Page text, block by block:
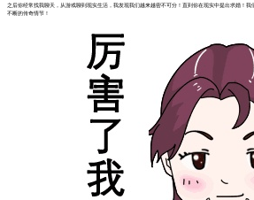
之后你经常找我聊天，从游戏聊到现实生活，我发现我们越来越密不可分！直到你在现实中提出求婚！
不断的传奇情节！